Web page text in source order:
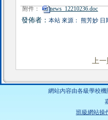
附件： news_12210236.doc
發佈者：本站 來源： 熊芳妙 日
上一
網站內容由各級學校
班級網站操